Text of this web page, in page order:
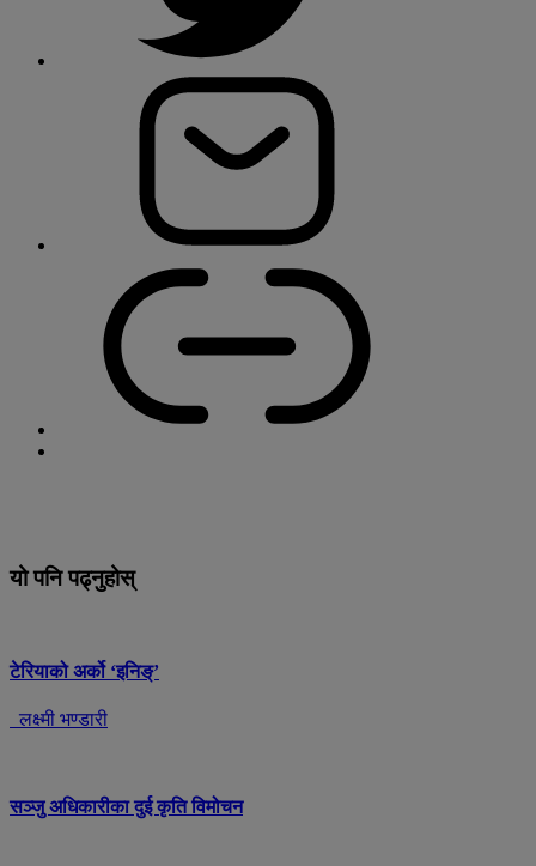
यो पनि पढ्नुहोस्
टेरियाको अर्को ‘इनिङ्’
लक्ष्मी भण्डारी
सञ्जु अधिकारीका दुई कृति विमोचन